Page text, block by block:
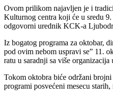
Ovom prilikom najavljen je i
Kulturnog centra koji će u sredu
odgovorni urednik KCK-a
Iz bogatog programa za oktobar,
pod ovim nebom uspravi se” 11.
ratu u saradnji sa više organizacija
Tokom oktobra biće održani
programi posvećeni mesecu